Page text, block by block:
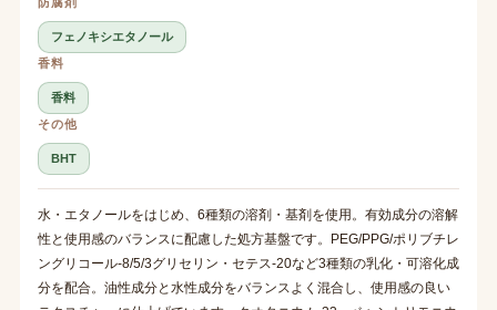
フェノキシエタノール
香料
香料
その他
BHT
水・エタノールをはじめ、6種類の溶剤・基剤を使用。有効成分の溶解
性と使用感のバランスに配慮した処方基盤です。PEG/PPG/ポリブチレ
ングリコール-8/5/3グリセリン・セテス-20など3種類の乳化・可溶化成
分を配合。油性成分と水性成分をバランスよく混合し、使用感の良い